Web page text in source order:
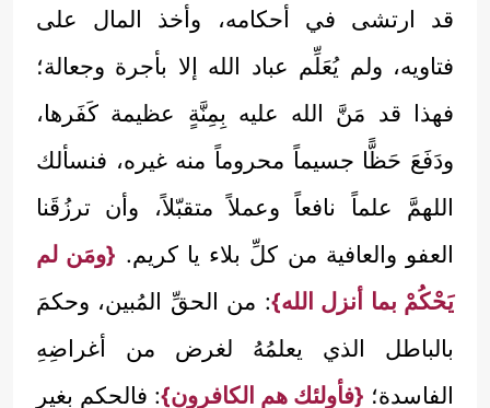
قد ارتشى في أحكامه، وأخذ المال على
فتاويه، ولم يُعَلِّم عباد الله إلا بأجرة وجعالة؛
فهذا قد مَنَّ الله عليه بِمِنَّةٍ عظيمة كَفَرها،
ودَفَعَ حَظًّا جسيماً محروماً منه غيره، فنسألك
اللهمَّ علماً نافعاً وعملاً متقبّلاً، وأن ترزُقَنا
العفو والعافية من كلِّ بلاء يا كريم. {ومَن لم
يَحْكُمْ بما أنزل الله}: من الحقِّ المُبين، وحكمَ
بالباطل الذي يعلمُهُ لغرض من أغراضِهِ
الفاسدة؛ {فأولئك هم الكافرون}: فالحكم بغير